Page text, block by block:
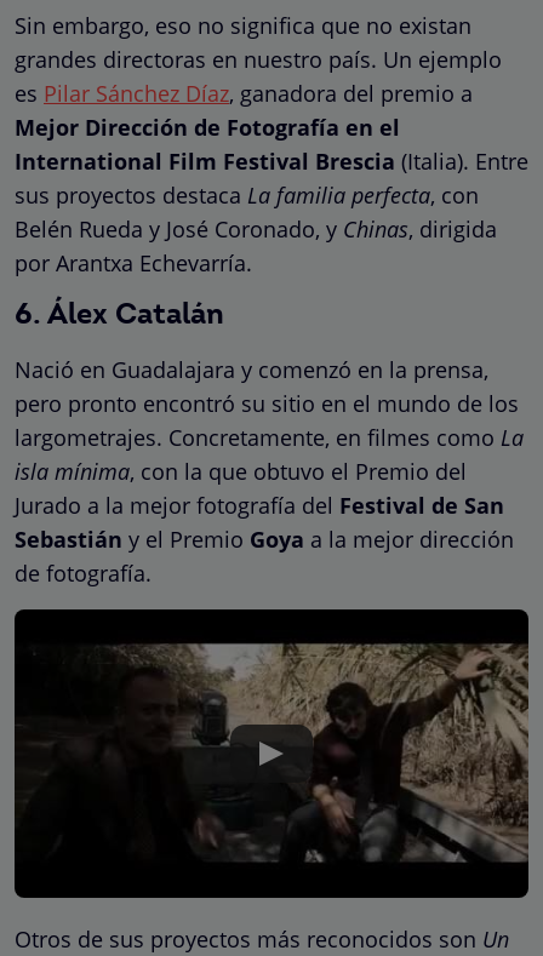
Sin embargo, eso no significa que no existan
grandes directoras en nuestro país. Un ejemplo
es Pilar Sánchez Díaz, ganadora del premio a
Mejor Dirección de Fotografía en el
International Film Festival Brescia (Italia). Entre
sus proyectos destaca La familia perfecta, con
Belén Rueda y José Coronado, y Chinas, dirigida
por Arantxa Echevarría.
6. Álex Catalán
Nació en Guadalajara y comenzó en la prensa,
pero pronto encontró su sitio en el mundo de los
largometrajes. Concretamente, en filmes como La
isla mínima, con la que obtuvo el Premio del
Jurado a la mejor fotografía del Festival de San
Sebastián y el Premio Goya a la mejor dirección
de fotografía.
Otros de sus proyectos más reconocidos son Un